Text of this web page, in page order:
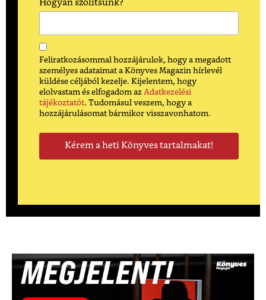
Hogyan szólítsunk?
Feliratkozásommal hozzájárulok, hogy a megadott
személyes adataimat a Könyves Magazin hírlevél
küldése céljából kezelje. Kijelentem, hogy
elolvastam és elfogadom az Adatkezelési
tájékoztatót. Tudomásul veszem, hogy a
hozzájárulásomat bármikor visszavonhatom.